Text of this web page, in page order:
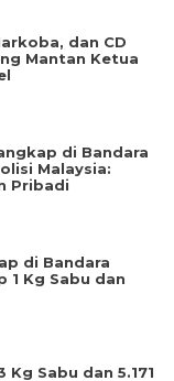
dan CD
Mantan Ketua
di Bandara
Malaysia:
Pribadi
di Bandara
1 Kg Sabu dan
Sabu dan 5.171